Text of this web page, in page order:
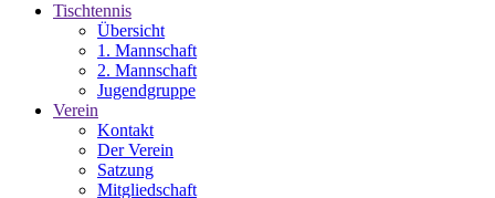
Tischtennis
Übersicht
1. Mannschaft
2. Mannschaft
Jugendgruppe
Verein
Kontakt
Der Verein
Satzung
Mitgliedschaft